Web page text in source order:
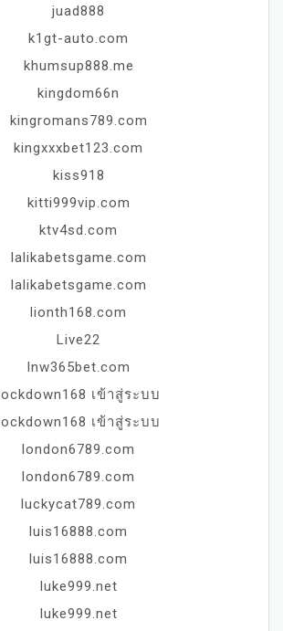
juad888
k1gt-auto.com
khumsup888.me
kingdom66n
kingromans789.com
kingxxxbet123.com
kiss918
kitti999vip.com
ktv4sd.com
lalikabetsgame.com
lalikabetsgame.com
lionth168.com
Live22
lnw365bet.com
lockdown168 เข้าสู่ระบบ
lockdown168 เข้าสู่ระบบ
london6789.com
london6789.com
luckycat789.com
luis16888.com
luis16888.com
luke999.net
luke999.net